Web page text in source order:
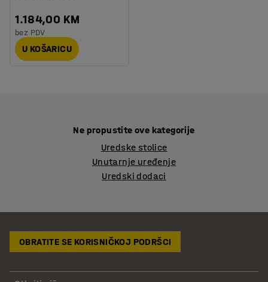
1.184,00 KM
bez PDV
U KOŠARICU
Ne propustite ove kategorije
Uredske stolice
Unutarnje uređenje
Uredski dodaci
OBRATITE SE KORISNIČKOJ PODRŠCI